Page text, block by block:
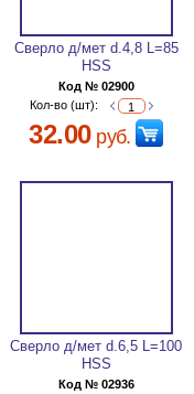
Сверло д/мет d.4,8 L=85
HSS
Код № 02900
Кол-во (шт):
32.00руб.
Сверло д/мет d.6,5 L=100
HSS
Код № 02936